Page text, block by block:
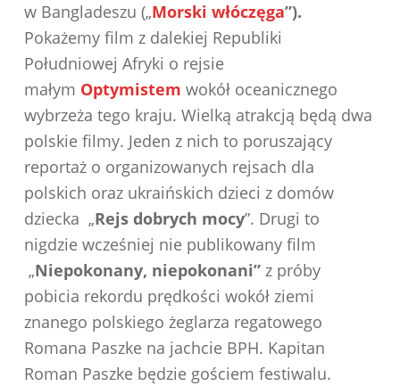
w Bangladeszu („Morski włóczęga”).
Pokażemy film z dalekiej Republiki
Południowej Afryki o rejsie
małym Optymistem wokół oceanicznego
wybrzeża tego kraju. Wielką atrakcją będą dwa
polskie filmy. Jeden z nich to poruszający
reportaż o organizowanych rejsach dla
polskich oraz ukraińskich dzieci z domów
dziecka „Rejs dobrych mocy”. Drugi to
nigdzie wcześniej nie publikowany film
„Niepokonany, niepokonani”z próby
pobicia rekordu prędkości wokół ziemi
znanego polskiego żeglarza regatowego
Romana Paszke na jachcie BPH. Kapitan
Roman Paszke będzie gościem festiwalu.